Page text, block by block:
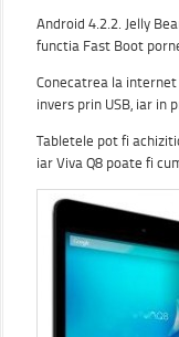
Android 4.2.2. Jelly
functia Fast Boot
Conecatrea la
invers prin USB, iar
Tabletele pot fi
iar Viva Q8 poate fi